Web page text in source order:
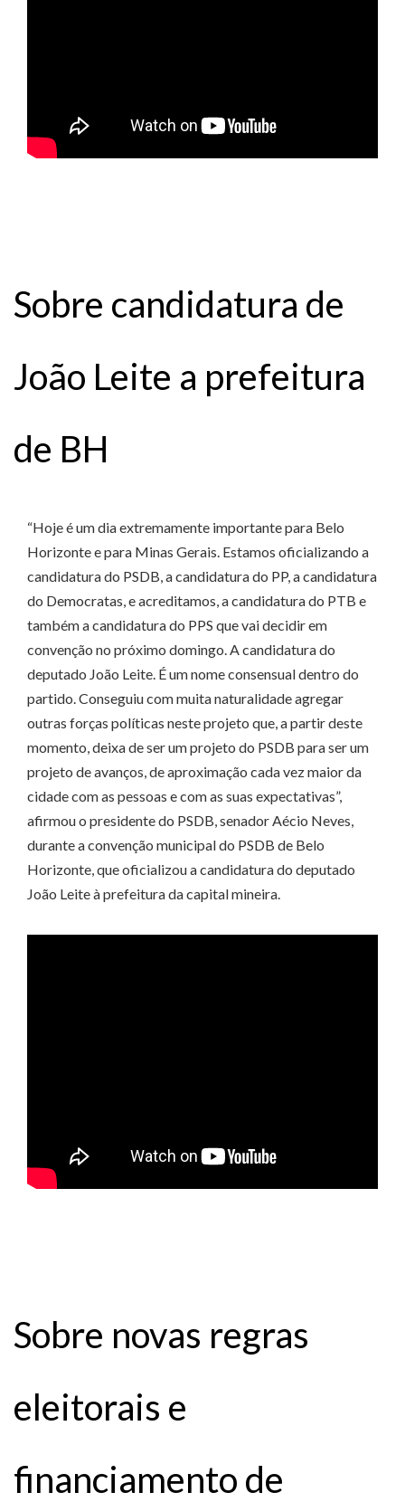
Sobre candidatura de
João Leite a prefeitura
de BH
“Hoje é um dia extremamente importante para Belo
Horizonte e para Minas Gerais. Estamos oficializando a
candidatura do PSDB, a candidatura do PP, a candidatura
do Democratas, e acreditamos, a candidatura do PTB e
também a candidatura do PPS que vai decidir em
convenção no próximo domingo. A candidatura do
deputado João Leite. É um nome consensual dentro do
partido. Conseguiu com muita naturalidade agregar
outras forças políticas neste projeto que, a partir deste
momento, deixa de ser um projeto do PSDB para ser um
projeto de avanços, de aproximação cada vez maior da
cidade com as pessoas e com as suas expectativas”,
afirmou o presidente do PSDB, senador Aécio Neves,
durante a convenção municipal do PSDB de Belo
Horizonte, que oficializou a candidatura do deputado
João Leite à prefeitura da capital mineira.
Sobre novas regras
eleitorais e
financiamento de